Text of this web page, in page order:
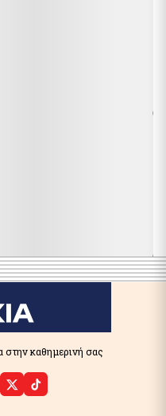
στην καθημερινή σας